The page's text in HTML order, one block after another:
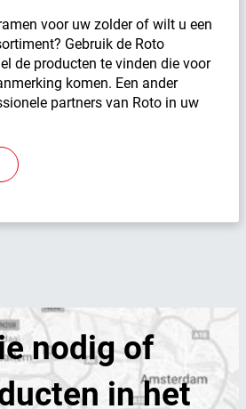
voor uw zolder of wilt u een
Gebruik de Roto
de producten te vinden die voor
komen. Een ander
partners van Roto in uw
nodig of
in het